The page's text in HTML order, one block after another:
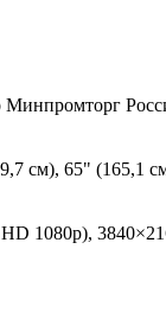
Минпромторг
см), 65" (165,1
1080p),